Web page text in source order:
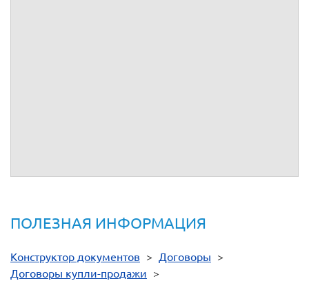
ПОЛЕЗНАЯ ИНФОРМАЦИЯ
Конструктор документов > Договоры >
Договоры купли-продажи >